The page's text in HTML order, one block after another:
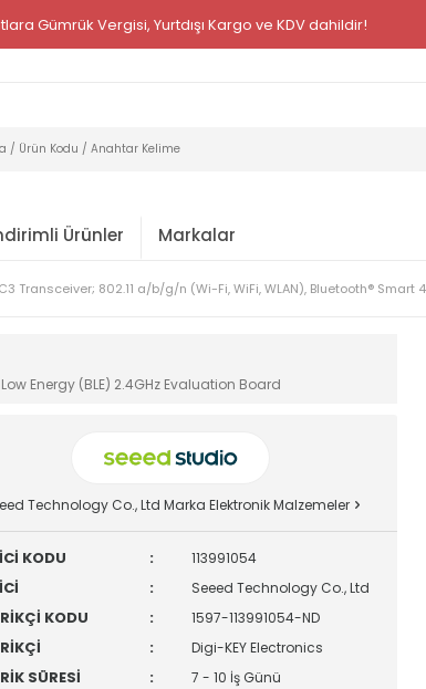
Gümrük Vergisi, Yurtdışı Kargo ve KDV dahildir!
Ürünler Markalar
Transceiver; 802.11 a/b/g/n (Wi-Fi, WiFi, WLAN), Bluetooth® Smart
Energy (BLE) 2.4GHz Evaluation Board
Technology Co., Ltd Marka Elektronik Malzemeler
KODU : 113991054
: Seeed Technology Co., Ltd
KODU : 1597-113991054-ND
: Digi-KEY Electronics
SÜRESİ : 7 - 10 İş Günü